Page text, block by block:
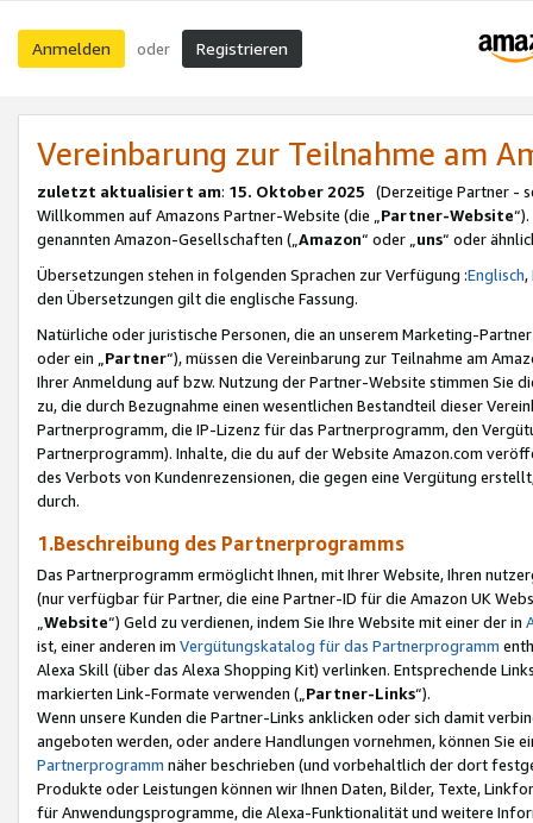
Anmelden oder Registrieren
Vereinbarung zur Teilnahme am
zuletzt aktualisiert am: 15. Oktober 2025 (Derzeitige Partner -
Willkommen auf Amazons Partner-Website (die „Partner-Website
genannten Amazon-Gesellschaften („Amazon“ oder „uns“ oder
Übersetzungen stehen in folgenden Sprachen zur Verfügung :Englisch,
den Übersetzungen gilt die englische Fassung.
Natürliche oder juristische Personen, die an unserem Marketing-
oder ein „Partner“), müssen die Vereinbarung zur Teilnahme am
Ihrer Anmeldung auf bzw. Nutzung der Partner-Website stimmen Sie
zu, die durch Bezugnahme einen wesentlichen Bestandteil dieser
Partnerprogramm, die IP-Lizenz für das Partnerprogramm, den
Partnerprogramm). Inhalte, die du auf der Website Amazon.com
des Verbots von Kundenrezensionen, die gegen eine Vergütung
durch.
1.Beschreibung des Partnerprogramms
Das Partnerprogramm ermöglicht Ihnen, mit Ihrer Website, Ihren
(nur verfügbar für Partner, die eine Partner-ID für die Amazon UK
Website“) Geld zu verdienen, indem Sie Ihre Website mit einer der in
ist, einer anderen im Vergütungskatalog für das Partnerprogramm
Alexa Skill (über das Alexa Shopping Kit) verlinken. Entsprechende
markierten Link-Formate verwenden („ Partner-Links“).
Wenn unsere Kunden die Partner-Links anklicken oder sich damit
angeboten werden, oder andere Handlungen vornehmen, können Sie
Partnerprogramm näher beschrieben (und vorbehaltlich der dort
Produkte oder Leistungen können wir Ihnen Daten, Bilder, Texte,
für Anwendungsprogramme, die Alexa-Funktionalität und weitere